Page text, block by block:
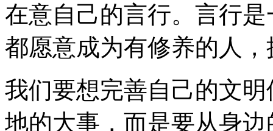
在意自己的言行。言行
都愿意成为有修养的人
我们要想完善自己的文
地的大事，而是要从身